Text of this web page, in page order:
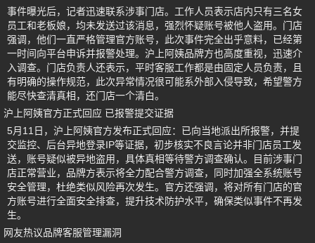
事件曝光后，记者迅速联系涉事门店。工作人员表示店内只有三名女
员工和老板娘，均未发送过该消息，强烈怀疑账号被他人盗用。门店
强调，他们一直严格管理官方账号，此次事件完全出乎意料，已经第
一时间向平台申诉并报警处理。沪上阿姨品牌方也高度重视，迅速介
入调查。门店负责人还表示，平时客服工作都是由固定人员负责，且
有明确的操作规范，此次异常情况很可能系外部入侵导致，希望警方
能尽快查清真相，还门店一个清白。
沪上阿姨官方正式回应 已报警提交证据
5月11日，沪上阿姨官方发布正式回应：已向当地派出所报警，并提
交监控、后台异地登录IP等证据，初步核实不良言论并非门店员工发
送，账号疑似被异地盗用，具体真相等待警方调查确认。目前涉事门
店正常营业，品牌方表示将全力配合警方调查，同时加强全系统账号
安全管理，杜绝类似风险再次发生。官方还强调，将对所有门店的官
方账号进行全面安全排查，提升技术防护水平，确保类似事件不再发
生。
网友热议品牌客服管理漏洞